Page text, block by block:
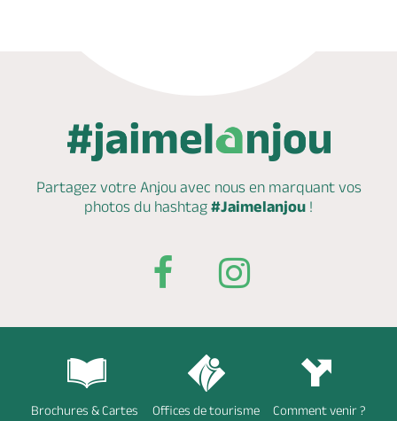
Partagez votre Anjou avec nous en marquantvos
photos du hashtag #Jaimelanjou !
Brochures & Cartes Offices de tourisme Comment venir ?